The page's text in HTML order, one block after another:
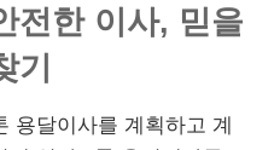
전한 이사, 믿을
기
용달이사를 계획하고 계